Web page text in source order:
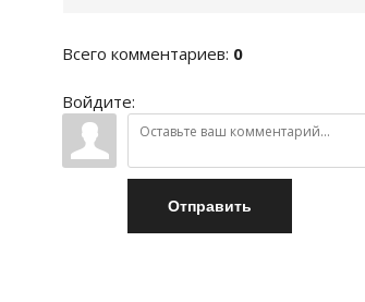
Всего комментариев: 0
Войдите:
Отправить